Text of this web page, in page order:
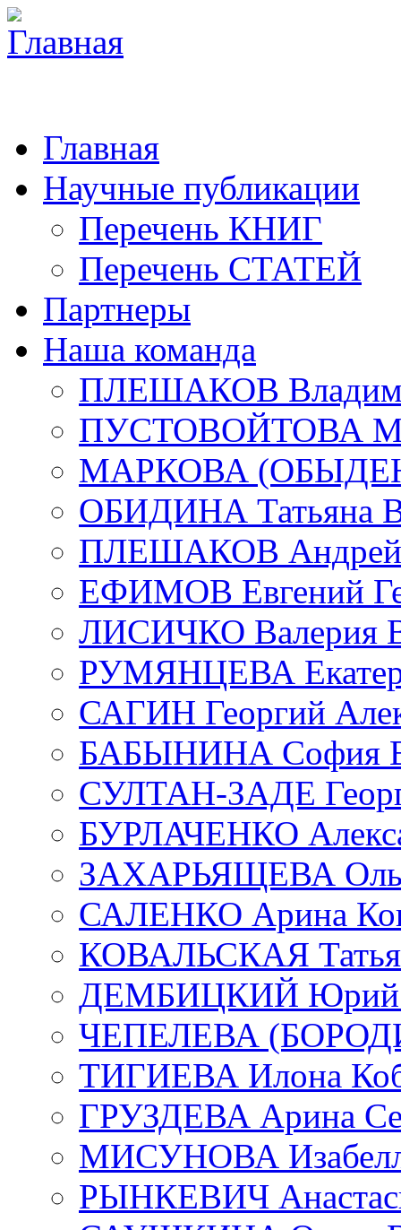
Главная
Научные публикации
Перечень КНИГ
Перечень СТАТЕЙ
Партнеры
Наша команда
ПЛЕШАКОВ
ПУСТОВОЙТОВА
МАРКОВА
ОБИДИНА Татьяна
ПЛЕШАКОВ Андрей
ЕФИМОВ Евгений
ЛИСИЧКО Валерия
РУМЯНЦЕВА
САГИН Георгий
БАБЫНИНА София
СУЛТАН-ЗАДЕ
БУРЛАЧЕНКО
ЗАХАРЬЯЩЕВА
САЛЕНКО Арина
КОВАЛЬСКАЯ
ДЕМБИЦКИЙ Юрий
ЧЕПЕЛЕВА
ТИГИЕВА Илона
ГРУЗДЕВА Арина
МИСУНОВА
РЫНКЕВИЧ